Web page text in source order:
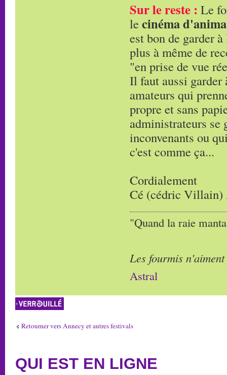
Sur le reste : Le
le cinéma
est bon de garder
plus à même de
"en prise de vue
Il faut aussi garder
amateurs qui
propre et sans
administrateurs se
inconvenants ou
c'est comme ça...
Cordialement
Cé (cédric Villain)
"Quand la raie
Les fourmis
Astral
Sujet verrouillé
Retourner vers Annecy et autres festivals
QUI EST EN LIGNE